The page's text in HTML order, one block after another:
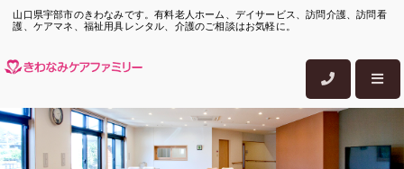
山口県宇部市のきわなみです。有料老人ホーム、デイサービス、訪問介護、訪問看
護、ケアマネ、福祉用具レンタル、介護のご相談はお気軽に。